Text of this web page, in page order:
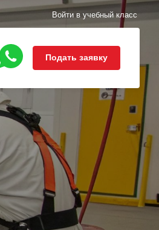
Войти в учебный класс
Подать заявку